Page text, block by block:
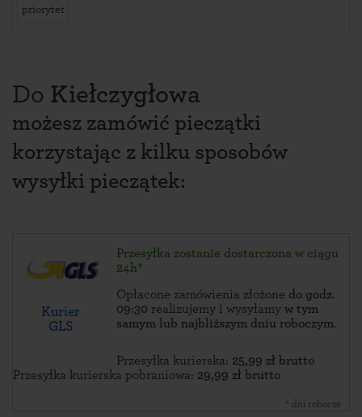
priorytet
Do Kiełczygłowa
możesz zamówić pieczątki
korzystając z kilku sposobów
wysyłki pieczątek:
Kurier
GLS
Przesyłka zostanie dostarczona w ciągu
24h*
Opłacone zamówienia złożone do godz.
09:30 realizujemy i wysyłamy w tym
samym lub najbliższym dniu roboczym.
Przesyłka kurierska: 25,99 zł brutto
Przesyłka kurierska pobraniowa: 29,99 zł brutto
* dni robocze